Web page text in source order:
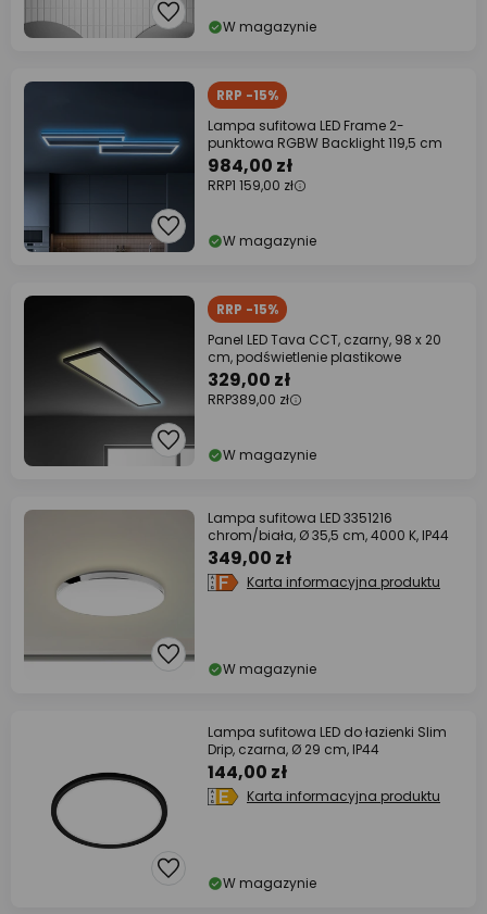
W magazynie
RRP -15%
Lampa sufitowa LED Frame 2-
punktowa RGBW Backlight 119,5 cm
984,00 zł
RRP1 159,00 zł
W magazynie
RRP -15%
Panel LED Tava CCT, czarny, 98 x 20
cm, podświetlenie plastikowe
329,00 zł
RRP389,00 zł
W magazynie
Lampa sufitowa LED 3351216
chrom/biała, Ø 35,5 cm, 4000 K, IP44
349,00 zł
Karta informacyjna produktu
W magazynie
Lampa sufitowa LED do łazienki Slim
Drip, czarna, Ø 29 cm, IP44
144,00 zł
Karta informacyjna produktu
W magazynie